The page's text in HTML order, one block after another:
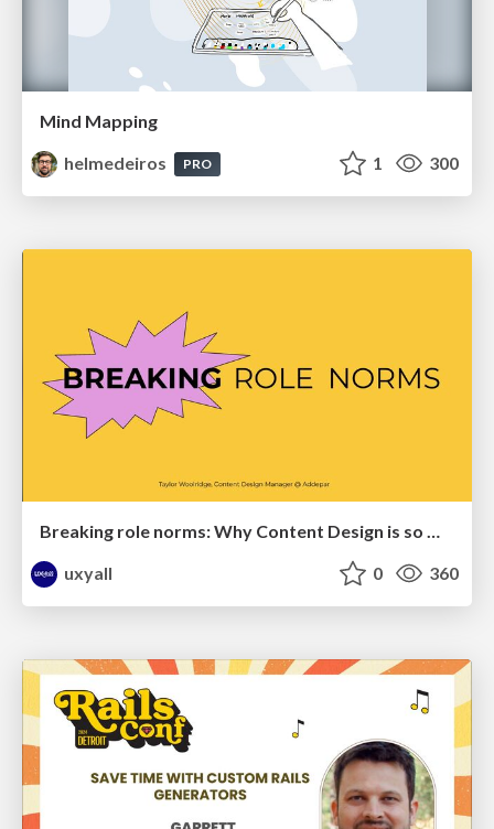
Mind Mapping
helmedeiros
PRO 1 300
Breaking role norms: Why Content Design is so much more than writing copy - Taylor Woolridge
uxyall
0 360